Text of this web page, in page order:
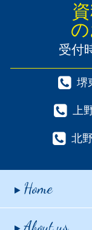
受付
堺
上
北
Home